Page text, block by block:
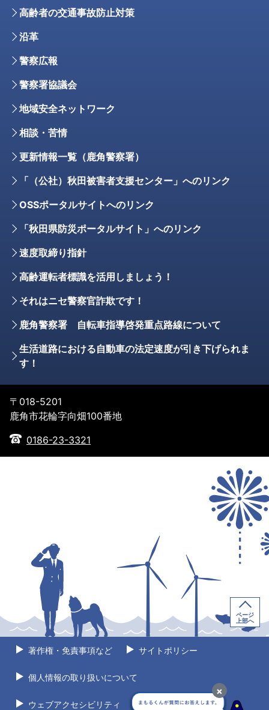
高齢者の交通事故防止対策
沿革
警察広報
警察署協議会
地域安全ネットワーク
相談・苦情
更新情報一覧（鹿角警察署）
「（公社）秋田被害者支援センター」へのリンク
OSSポータルサイトへのリンク
「秋田県防災ポータルサイト」へのリンク
速度取締り指針
高齢運転者標識を活用しましょう！
それはニセ警察官詐欺です！
鹿角警察署 自転車指導啓発重点路線について
生活道路における自動車の法定速度が引き下げられま
す！
〒018-5201
鹿角市花輪字向畑100番地
0186-23-3321
×
著作権・免責事項など サイトポリシー
個人情報の取り扱いについて
ウェブアクセシビリティ サイトマップ
ページ
上部へ